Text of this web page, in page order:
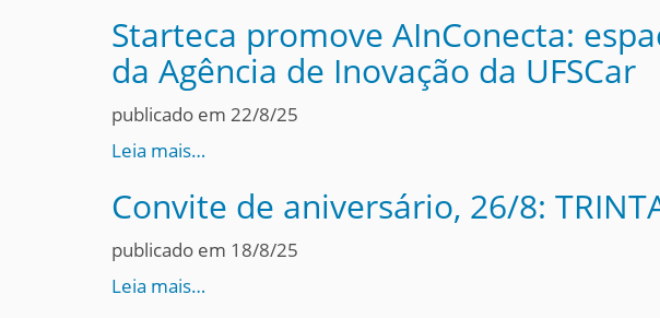
Starteca promove AInConecta:
da Agência de Inovação da UFSCar
publicado em 22/8/25
Leia mais…
Convite de aniversário, 26/8:
publicado em 18/8/25
Leia mais…